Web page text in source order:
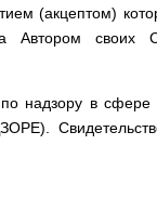
(акцептом)
Автором своих
надзору в